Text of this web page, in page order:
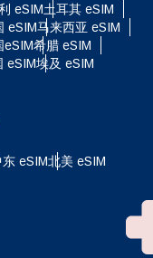
eSIM土耳其 eSIM
eSIM马来西亚 eSIM
eSIM希腊 eSIM
eSIM埃及 eSIM
东 eSIM北美 eSIM